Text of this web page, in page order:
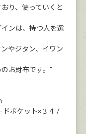
り、使っていくと
ンは、持つ人を選
やジタン、イワン
お財布です。"
ドポケット×３４ /